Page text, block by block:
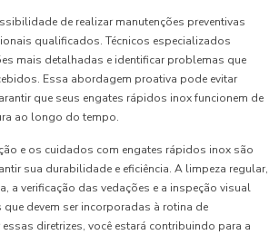
de realizar manutenções preventivas
qualificados. Técnicos especializados
mais detalhadas e identificar problemas que
Essa abordagem proativa pode evitar
que seus engates rápidos inox funcionem de
ao longo do tempo.
e os cuidados com engates rápidos inox são
sua durabilidade e eficiência. A limpeza regular,
a verificação das vedações e a inspeção visual
devem ser incorporadas à rotina de
diretrizes, você estará contribuindo para a